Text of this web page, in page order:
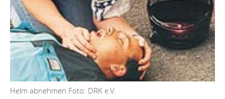
Helm abnehmen Foto: DRK e.V.